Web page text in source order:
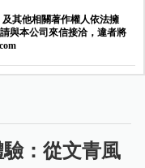
其他相關著作權人依法擁
與本公司來信接洽，違者將
：從文青風